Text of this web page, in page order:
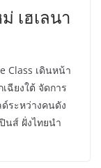
เฮเลนา
Class เดินหน้า
ฉียงใต้ จัดการ
ระหว่างคนดัง
นส์ ฝั่งไทยนำ